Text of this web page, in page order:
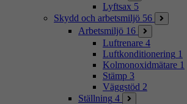
Lyftsax 5
Skydd och arbetsmiljö 56
Arbetsmiljö 16
Luftrenare 4
Luftkonditionering 1
Kolmonoxidmätare 1
Stämp 3
Väggstöd 2
Ställning 4